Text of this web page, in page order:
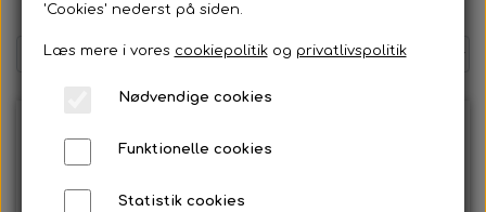
'Cookies' nederst på siden.
Læs mere i vores cookiepolitikog privatlivspolitik
Nødvendige cookies
Funktionelle cookies
Statistik cookies